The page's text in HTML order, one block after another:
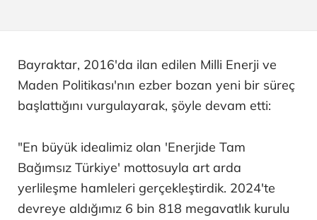
Bayraktar, 2016'da ilan edilen Milli Enerji ve
Maden Politikası'nın ezber bozan yeni bir süreç
başlattığını vurgulayarak, şöyle devam etti:
"En büyük idealimiz olan 'Enerjide Tam
Bağımsız Türkiye' mottosuyla art arda
yerlileşme hamleleri gerçekleştirdik. 2024'te
devreye aldığımız 6 bin 818 megavatlık kurulu